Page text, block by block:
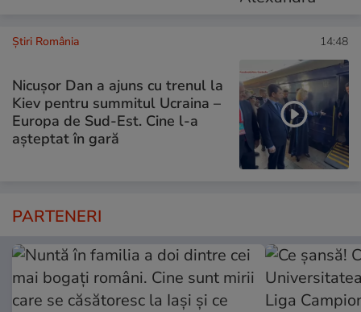
Știri România 14:48
Nicușor Dan a ajuns cu trenul la
Kiev pentru summitul Ucraina –
Europa de Sud-Est. Cine l-a
așteptat în gară
PARTENERI